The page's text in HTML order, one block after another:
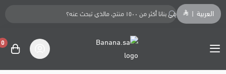
العربية
Banana.sa
0